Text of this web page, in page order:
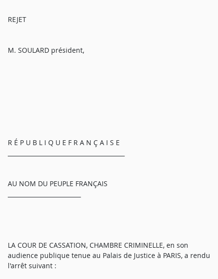
REJET
M. SOULARD président,
R É P U B L I Q U E F R A N Ç A I S E
AU NOM DU PEUPLE FRANÇAIS
LA COUR DE CASSATION, CHAMBRE CRIMINELLE, en son
audience publique tenue au Palais de Justice à PARIS, a rendu
l'arrêt suivant :